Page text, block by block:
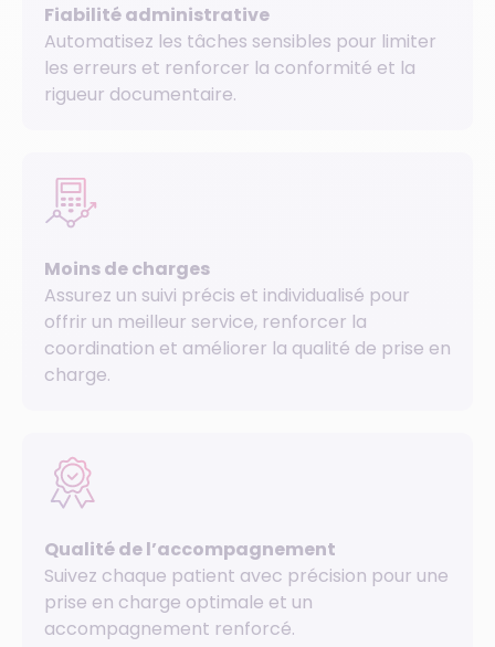
Fiabilité administrative
Automatisez les tâches sensibles pour limiter
les erreurs et renforcer la conformité et la
rigueur documentaire.
Moins de charges
Assurez un suivi précis et individualisé pour
offrir un meilleur service, renforcer la
coordination et améliorer la qualité de prise en
charge.
Qualité de l’accompagnement
Suivez chaque patient avec précision pour une
prise en charge optimale et un
accompagnement renforcé.